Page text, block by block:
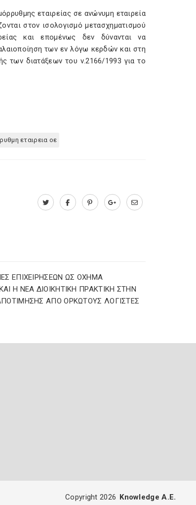
εταιρείας σε ανώνυμη εταιρεία
στον ισολογισμό μετασχηματισμού
και επομένως δεν δύνανται να
των εν λόγω κερδών και στη
των διατάξεων του ν.2166/1993 για το
εταιρεια οε
ΕΠΙΧΕΙΡΗΣΕΩΝ ΩΣ ΟΧΗΜΑ
Η ΝΕΑ ΔIOIKHTIKH ΠΡΑΚΤΙΚΗ ΣΤΗΝ
ΑΠΟ ΟΡΚΩΤΟΥΣ ΛΟΓΙΣΤΕΣ
Copyright 2026 Knowledge A.E.